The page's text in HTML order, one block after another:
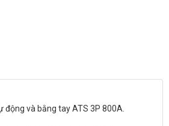
động và bằng tay ATS 3P 800A.